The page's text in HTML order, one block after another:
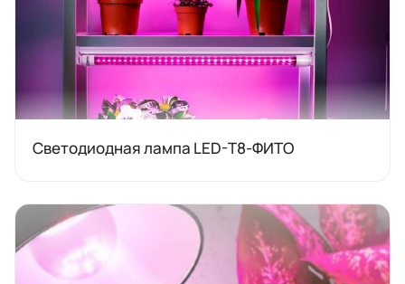
Светодиодная лампа LED-T8-ФИТО